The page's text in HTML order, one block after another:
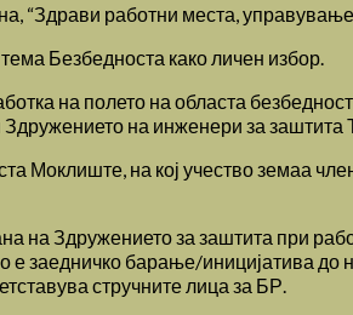
“Здрави работни места,
Безбедноста како личен избор.
на полето на областа безбедност
на инженери за заштита
Моклиште, на кој учество земаа
на Здружението за заштита при
е заедничко барање/иницијатива до
стручните лица за БР.